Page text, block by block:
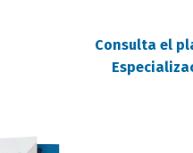
Consulta el